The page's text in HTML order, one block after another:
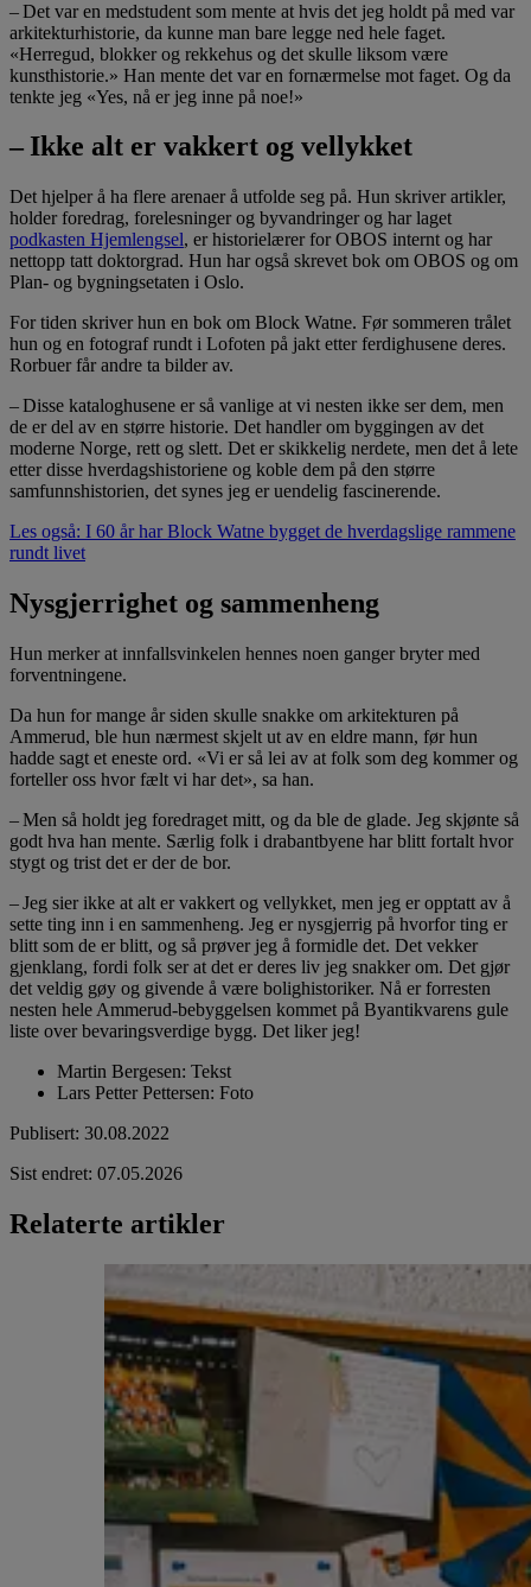
– Det var en medstudent som mente at hvis det jeg holdt på med var
arkitekturhistorie, da kunne man bare legge ned hele faget.
«Herregud, blokker og rekkehus og det skulle liksom være
kunsthistorie.» Han mente det var en fornærmelse mot faget. Og da
tenkte jeg «Yes, nå er jeg inne på noe!»
– Ikke alt er vakkert og vellykket
Det hjelper å ha flere arenaer å utfolde seg på. Hun skriver artikler,
holder foredrag, forelesninger og byvandringer og har laget
podkasten Hjemlengsel, er historielærer for OBOS internt og har
nettopp tatt doktorgrad. Hun har også skrevet bok om OBOS og om
Plan- og bygningsetaten i Oslo.
For tiden skriver hun en bok om Block Watne. Før sommeren trålet
hun og en fotograf rundt i Lofoten på jakt etter ferdighusene deres.
Rorbuer får andre ta bilder av.
– Disse kataloghusene er så vanlige at vi nesten ikke ser dem, men
de er del av en større historie. Det handler om byggingen av det
moderne Norge, rett og slett. Det er skikkelig nerdete, men det å lete
etter disse hverdagshistoriene og koble dem på den større
samfunnshistorien, det synes jeg er uendelig fascinerende.
Les også: I 60 år har Block Watne bygget de hverdagslige rammene
rundt livet
Nysgjerrighet og sammenheng
Hun merker at innfallsvinkelen hennes noen ganger bryter med
forventningene.
Da hun for mange år siden skulle snakke om arkitekturen på
Ammerud, ble hun nærmest skjelt ut av en eldre mann, før hun
hadde sagt et eneste ord. «Vi er så lei av at folk som deg kommer og
forteller oss hvor fælt vi har det», sa han.
– Men så holdt jeg foredraget mitt, og da ble de glade. Jeg skjønte så
godt hva han mente. Særlig folk i drabantbyene har blitt fortalt hvor
stygt og trist det er der de bor.
– Jeg sier ikke at alt er vakkert og vellykket, men jeg er opptatt av å
sette ting inn i en sammenheng. Jeg er nysgjerrig på hvorfor ting er
blitt som de er blitt, og så prøver jeg å formidle det. Det vekker
gjenklang, fordi folk ser at det er deres liv jeg snakker om. Det gjør
det veldig gøy og givende å være bolighistoriker. Nå er forresten
nesten hele Ammerud-bebyggelsen kommet på Byantikvarens gule
liste over bevaringsverdige bygg. Det liker jeg!
Martin Bergesen: Tekst
Lars Petter Pettersen: Foto
Publisert: 30.08.2022
Sist endret: 07.05.2026
Relaterte artikler